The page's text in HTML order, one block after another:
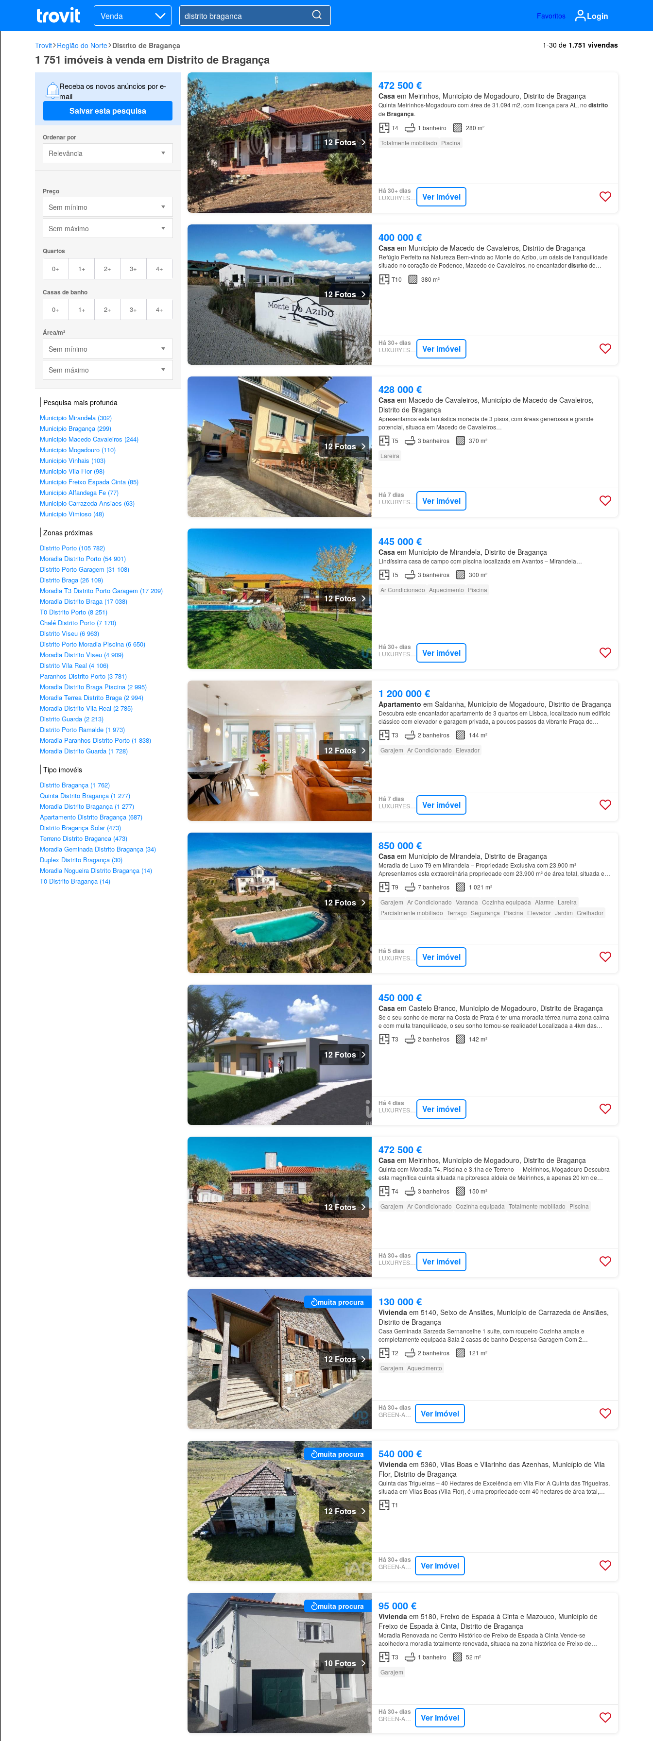
Venda Favoritos Login
Trovit Região do Norte Distrito de Bragança 1-30 de 1.751 vivendas
1 751 imóveis à venda em Distrito de Bragança
Receba os novos anúncios por e-
mail
Salvar esta pesquisa
Ordenar por
Relevância
Preço
Sem mínimo
Sem máximo
Quartos
0+ 1+ 2+ 3+ 4+
Casas de banho
0+ 1+ 2+ 3+ 4+
Área/m²
Sem mínimo
Sem máximo
Pesquisa mais profunda
Municipio Mirandela (302)
Municipio Bragança (299)
Municipio Macedo Cavaleiros (244)
Municipio Mogadouro (110)
Municipio Vinhais (103)
Municipio Vila Flor (98)
Municipio Freixo Espada Cinta (85)
Municipio Alfandega Fe (77)
Municipio Carrazeda Ansiaes (63)
Municipio Vimioso (48)
Zonas próximas
Distrito Porto (105 782)
Moradia Distrito Porto (54 901)
Distrito Porto Garagem (31 108)
Distrito Braga (26 109)
Moradia T3 Distrito Porto Garagem (17 209)
Moradia Distrito Braga (17 038)
T0 Distrito Porto (8 251)
Chalé Distrito Porto (7 170)
Distrito Viseu (6 963)
Distrito Porto Moradia Piscina (6 650)
Moradia Distrito Viseu (4 909)
Distrito Vila Real (4 106)
Paranhos Distrito Porto (3 781)
Moradia Distrito Braga Piscina (2 995)
Moradia Terrea Distrito Braga (2 994)
Moradia Distrito Vila Real (2 785)
Distrito Guarda (2 213)
Distrito Porto Ramalde (1 973)
Moradia Paranhos Distrito Porto (1 838)
Moradia Distrito Guarda (1 728)
Tipo imovéis
Distrito Bragança (1 762)
Quinta Distrito Bragança (1 277)
Moradia Distrito Bragança (1 277)
Apartamento Distrito Bragança (687)
Distrito Bragança Solar (473)
Terreno Distrito Braganca (473)
Moradia Geminada Distrito Bragança (34)
Duplex Distrito Bragança (30)
Moradia Nogueira Distrito Bragança (14)
T0 Distrito Bragança (14)
12 Fotos
472 500 €
Casaem Meirinhos, Município de Mogadouro, Distrito de Bragança
Quinta Meirinhos-Mogadouro com área de 31.094 m2, com licença para AL, no distrito
de Bragança.
T4
1 banheiro
280 m²
Totalmente mobiliado Piscina
Há 30+ dias
LUXURYESTATE Ver imóvel
12 Fotos
400 000 €
Casa em Município de Macedo de Cavaleiros, Distrito de Bragança
Refúgio Perfeito na Natureza Bem-vindo ao Monte do Azibo, um oásis de tranquilidade
situado no coração de Podence, Macedo de Cavaleiros, no encantadordistritode
Bragança
T10 380 m²
Há 30+ dias
LUXURYESTATE Ver imóvel
12 Fotos
428 000 €
Casa em Macedo de Cavaleiros, Município de Macedo de Cavaleiros,
Distrito de Bragança
Apresentamos esta fantástica moradia de 3 pisos, com áreas generosas e grande
potencial, situada em Macedo de Cavaleiros…
T5
3 banheiros
370 m²
Lareira
Há 7 dias
LUXURYESTATE Ver imóvel
12 Fotos
445 000 €
Casa em Município de Mirandela, Distrito de Bragança
Lindíssima casa de campo com piscina localizada em Avantos – Mirandela…
T5
3 banheiros
300 m²
Ar Condicionado Aquecimento Piscina
Há 30+ dias
LUXURYESTATE Ver imóvel
12 Fotos
1 200 000 €
Apartamento em Saldanha, Município de Mogadouro, Distrito de Bragança
Descubra este encantador apartamento de 3 quartos em Lisboa, localizado num edifício
clássico com elevador e garagem privada, a poucos passos da vibrante Praça do
Saldanha…
T3 2 banheiros
144 m²
Garajem Ar Condicionado Elevador
Há 7 dias
LUXURYESTATE Ver imóvel
12 Fotos
850 000 €
Casa em Município de Mirandela, Distrito de Bragança
Moradia de Luxo T9 em Mirandela – Propriedade Exclusiva com 23.900 m²
Apresentamos esta extraordinária propriedade com 23.900 m² de área total, situada em
Mirandela, ideal para quem procura espaço, privacidade, conforto e qua…
T9 7banheiros
1 021 m²
Garajem Ar Condicionado Varanda Cozinha equipada Alarme Lareira
Parcialmente mobiliado Terraço Segurança Piscina Elevador Jardim Grelhador
Há 5 dias
LUXURYESTATE Ver imóvel
12 Fotos
450 000 €
Casa em Castelo Branco, Município de Mogadouro, Distrito de Bragança
Se o seu sonho de morar na Costa de Prata é ter uma moradia térrea numa zona calma
e com muita tranquilidade, o seu sonho tornou-se realidade! Localizada a 4km das
Caldas da Rainha, esta moradia é perfeita no sentido em que e…
T3 2 banheiros 142 m²
Há 4 dias
LUXURYESTATE Ver imóvel
12 Fotos
472 500 €
Casa em Meirinhos, Município de Mogadouro, Distrito de Bragança
Quinta com Moradia T4, Piscina e 3,1ha de Terreno — Meirinhos, Mogadouro Descubra
esta magnífica quinta situada na pitoresca aldeia de Meirinhos, a apenas 20 km de
Mogadouro e a 1h30 do Porto…
T4 3 banheiros
150 m²
Garajem Ar Condicionado Cozinha equipada Totalmente mobiliado Piscina
Há 30+ dias
LUXURYESTATE Ver imóvel
muita procura
12 Fotos
130 000 €
Viviendaem 5140, Seixo de Ansiães, Município de Carrazeda de Ansiães,
Distrito de Bragança
Casa Geminada Sarzeda Sernancelhe 1 suite, com roupeiro Cozinha ampla e
completamente equipada Sala 2 casas de banho Despensa Garagem Com 2
entradas…
T2 2 banheiros
121 m²
Garajem Aquecimento
Há 30+ dias
GREEN-ACRES Ver imóvel
muita procura
12 Fotos
540 000 €
Viviendaem 5360, Vilas Boas e Vilarinho das Azenhas, Município de Vila
Flor, Distrito de Bragança
Quinta das Trigueiras – 40 Hectares de Excelência em Vila Flor A Quinta das Trigueiras,
situada em Vilas Boas (Vila Flor), é uma propriedade com 40 hectares de área total,
destacando-se como um terroir de exceção para a produ…
T1
Há 30+ dias
GREEN-ACRES Ver imóvel
muita procura
10 Fotos
95 000 €
Viviendaem 5180, Freixo de Espada à Cinta e Mazouco, Município de
Freixo de Espada à Cinta, Distrito de Bragança
Moradia Renovada no Centro Histórico de Freixo de Espada à Cinta Vende-se
acolhedora moradia totalmente renovada, situada na zona histórica de Freixo de
Espada à Cinta, ideal para habitação própria, casa de férias ou investim…
T3 1 banheiro
52 m²
Garajem
Há 30+ dias
GREEN-ACRES Ver imóvel